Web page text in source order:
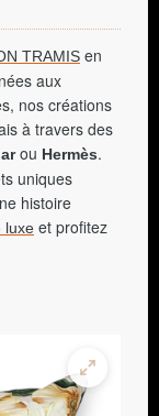
TRAMIS en
aux
nos créations
à travers des
ou Hermès.
uniques
histoire
luxe et profitez